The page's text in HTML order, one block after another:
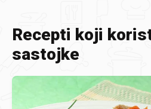
Recepti koji
sastojke